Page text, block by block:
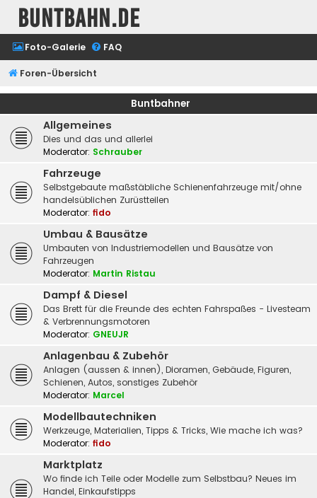
buntbahn.de
Foto-Galerie FAQ
Foren-Übersicht
Buntbahner
Allgemeines
Dies und das und allerlei
Moderator: Schrauber
Fahrzeuge
Selbstgebaute maßstäbliche Schienenfahrzeuge mit/ohne
handelsüblichen Zurüstteilen
Moderator: fido
Umbau & Bausätze
Umbauten von Industriemodellen und Bausätze von
Fahrzeugen
Moderator: Martin Ristau
Dampf & Diesel
Das Brett für die Freunde des echten Fahrspaßes - Livesteam
& Verbrennungsmotoren
Moderator: GNEUJR
Anlagenbau & Zubehör
Anlagen (aussen & innen), Dioramen, Gebäude, Figuren,
Schienen, Autos, sonstiges Zubehör
Moderator: Marcel
Modellbautechniken
Werkzeuge, Materialien, Tipps & Tricks, Wie mache ich was?
Moderator: fido
Marktplatz
Wo finde ich Teile oder Modelle zum Selbstbau? Neues im
Handel, Einkaufstipps